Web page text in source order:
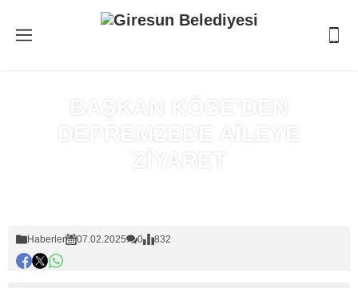
BAŞKAN KÖSE’DEN
DEPREMZEDE AİLEYE
ZİYARET
Haberler 07.02.2025 0 832